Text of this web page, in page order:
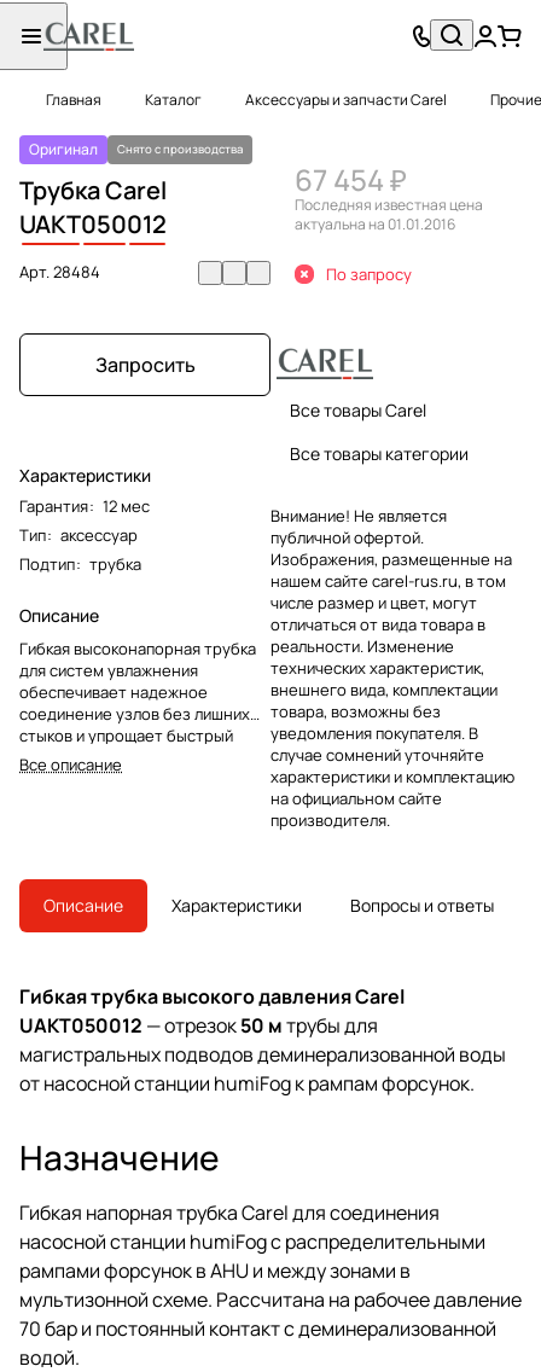
Главная Каталог Аксессуары и запчасти Carel
Оригинал Снято с производства
Трубка Carel
UAKT050012
Арт.28484
Запросить
Характеристики
Гарантия: 12 мес
Тип: аксессуар
Подтип: трубка
Описание
Гибкая высоконапорная трубка
для систем увлажнения
обеспечивает надежное
соединение узлов без лишних
стыков и упрощает быстрый
монтаж в стесненных нишах.
Поставляется как готовый
подключении оборудования и
сервисных работах.
Все описание
67 454 ₽
Последняя известная цена
актуальна на 01.01.2016
По запросу
Все товары Carel
Все товары категории
Внимание! Не является
публичной офертой.
Изображения, размещенные на
нашем сайте carel-rus.ru, в том
числе размер и цвет, могут
отличаться от вида товара в
реальности. Изменение
технических характеристик,
внешнего вида, комплектации
товара, возможны без
уведомления покупателя. В
случае сомнений уточняйте
характеристики и комплектацию
на официальном сайте
производителя.
Описание Характеристики Вопросы и ответы
Гибкая трубка высокого давления Carel
UAKT050012 — отрезок50 мтрубы для
магистральных подводов деминерализованной воды
от насосной станции humiFog к рампам форсунок.
Назначение
Гибкая напорная трубка Carel для соединения
насосной станции humiFog с распределительными
рампами форсунок в AHU и между зонами в
мультизонной схеме. Рассчитана на рабочее давление
70 бар и постоянный контакт с деминерализованной
водой.